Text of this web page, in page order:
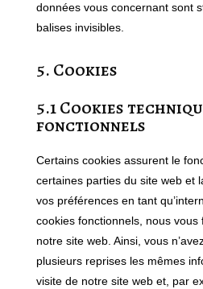
données vous concernant sont
balises invisibles.
5. Cookies
5.1 Cookies
fonctionnels
Certains cookies assurent le
certaines parties du site web et
vos préférences en tant
cookies fonctionnels, nous vous
notre site web. Ainsi, vous
plusieurs reprises les mêmes
visite de notre site web et, par